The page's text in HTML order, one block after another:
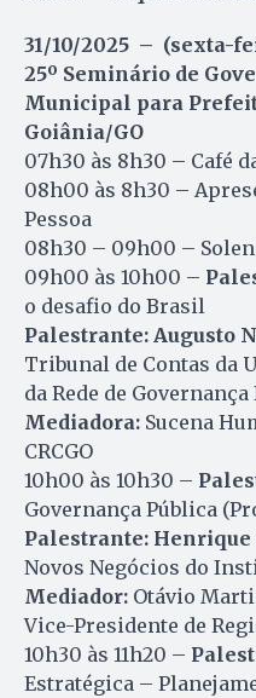
31/10/2025 – (sexta-
25º Seminário de
Municipal para
Goiânia/GO
07h30 às 8h30 – Café
08h00 às 8h30 –
Pessoa
08h30 – 09h00 –
09h00 às 10h00 –
o desafio do Brasil
Palestrante: Augusto
Tribunal de Contas da
da Rede de
Mediadora: Sucena
CRCGO
10h00 às 10h30 –
Governança Pública
Palestrante: Henrique
Novos Negócios do
Mediador: Otávio
Vice-Presidente de
10h30 às 11h20 –
Estratégica –